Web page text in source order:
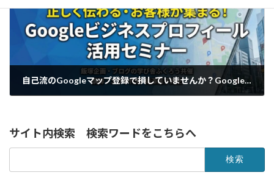
自己流のGoogleマップ登録で損していませんか？Googleビジネスプロフィール活用セミナー
サイト内検索 検索ワードをこちらへ
索: